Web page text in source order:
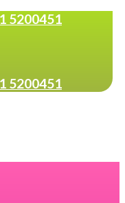
5200451
5200451